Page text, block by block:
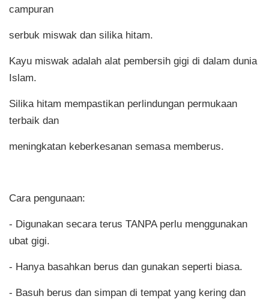
campuran
serbuk miswak dan silika hitam.
Kayu miswak adalah alat pembersih gigi di dalam dunia
Islam.
Silika hitam mempastikan perlindungan permukaan
terbaik dan
meningkatan keberkesanan semasa memberus.
Cara pengunaan:
- Digunakan secara terus TANPA perlu menggunakan
ubat gigi.
- Hanya basahkan berus dan gunakan seperti biasa.
- Basuh berus dan simpan di tempat yang kering dan